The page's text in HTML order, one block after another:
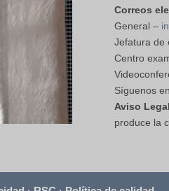
Correos
General –
Jefatura de
Centro
Síguenos
Aviso Legal
produce la